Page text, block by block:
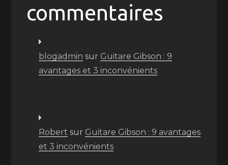
commentaires
blogadmin sur Guitare Gibson : 9
avantages et 3 inconvénients
Robert sur Guitare Gibson : 9 avantages
et 3 inconvénients